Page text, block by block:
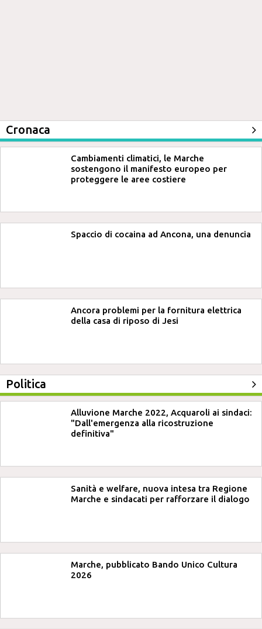
Cronaca
Cambiamenti climatici, le Marche
sostengono il manifesto europeo per
proteggere le aree costiere
Spaccio di cocaina ad Ancona, una denuncia
Ancora problemi per la fornitura elettrica
della casa di riposo di Jesi
Politica
Alluvione Marche 2022, Acquaroli ai sindaci:
"Dall'emergenza alla ricostruzione
definitiva"
Sanità e welfare, nuova intesa tra Regione
Marche e sindacati per rafforzare il dialogo
Marche, pubblicato Bando Unico Cultura
2026